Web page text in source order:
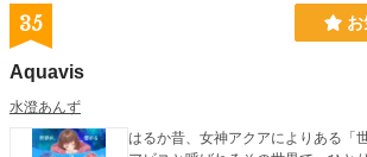
35
Aquavis
水澄あんず
はるか昔、女神アクアによりある「